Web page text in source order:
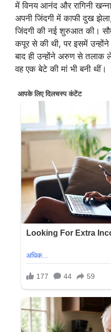
में विनय आनंद और रागिनी
अपनी जिंदगी में काफी दुख
जिंदगी की नई शुरुआत की।
कपूर से की थी, पर इसमें
बाद ही उन्होंने अरुण से तलाक
वह एक बेटे की मां भी बनी थीं।